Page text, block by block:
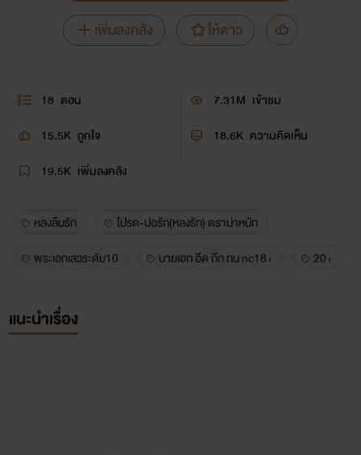
เพิ่มลงคลัง
ให้ดาว
18 ตอน 7.31M เข้าชม
15.5K ถูกใจ 18.6K ความคิดเห็น
19.5K เพิ่มลงคลัง
หลงลืมรัก
โปรด-ปอรัก(หลงรัก) ดราม่าหนัก
พระเอกเลวระดับ10
นายเอก อึด ถึก ทน nc18+ 20+
แนะนำเรื่อง